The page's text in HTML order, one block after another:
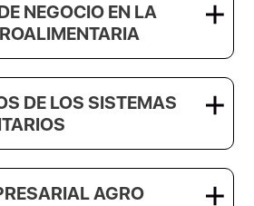
NEGOCIO EN LA
DE LOS SISTEMAS
AGRO